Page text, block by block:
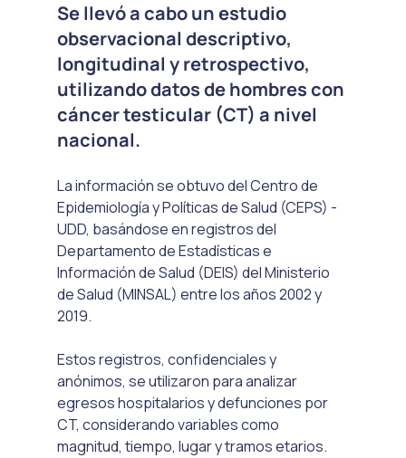
Se llevó a cabo un estudio
observacional descriptivo,
longitudinal y retrospectivo,
utilizando datos de hombres con
cáncer testicular (CT) a nivel
nacional.
La información se obtuvo del Centro de
Epidemiología y Políticas de Salud (CEPS) -
UDD, basándose en registros del
Departamento de Estadísticas e
Información de Salud (DEIS) del Ministerio
de Salud (MINSAL) entre los años 2002 y
2019.
Estos registros, confidenciales y
anónimos, se utilizaron para analizar
egresos hospitalarios y defunciones por
CT, considerando variables como
magnitud, tiempo, lugar y tramos etarios.